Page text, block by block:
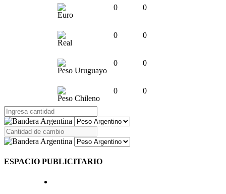
Euro
0 0
Real
0 0
Peso Uruguayo
0 0
Peso Chileno
0 0
ESPACIO PUBLICITARIO